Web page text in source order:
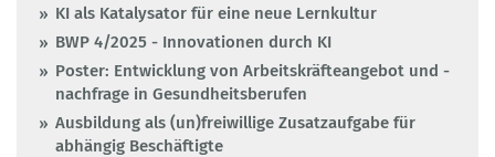
KI als Katalysator für eine neue Lernkultur
BWP 4/2025 - Innovationen durch KI
Poster: Entwicklung von Arbeitskräfteangebot und -
nachfrage in Gesundheitsberufen
Ausbildung als (un)freiwillige Zusatzaufgabe für
abhängig Beschäftigte